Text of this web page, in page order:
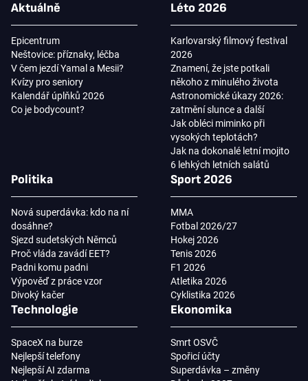
Aktuálně
Epicentrum
Neštovice: příznaky, léčba
V čem jezdí Yamal a Mesii?
Kvízy pro seniory
Kalendář úplňků 2026
Co je bodycount?
Léto 2026
Karlovarský filmový festival
2026
Znamení, že jste potkali
někoho z minulého života
Astronomické úkazy 2026:
zatmění slunce a další
Jak obléci miminko při
vysokých teplotách?
Jak na dokonalé letní mojito
6 lehkých letních salátů
Politika
Nová superdávka: kdo na ní
dosáhne?
Sjezd sudetských Němců
Proč vláda zavádí EET?
Padni komu padni
Výpověď z práce vzor
Divoký kačer
Sport 2026
MMA
Fotbal 2026/27
Hokej 2026
Tenis 2026
F1 2026
Atletika 2026
Cyklistika 2026
Technologie
SpaceX na burze
Nejlepší telefony
Nejlepší AI zdarma
Ekonomika
Smrt OSVČ
Spořicí účty
Superdávka – změny